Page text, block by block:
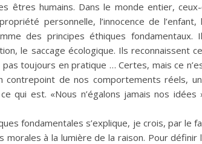
êtres humains. Dans le monde entier, ceux-
personnelle, l’innocence de l’enfant,
des principes éthiques fondamentaux.
le saccage écologique. Ils reconnaissent
toujours en pratique … Certes, mais ce
de nos comportements réels,
qui est. «Nous n’égalons jamais nos idées
fondamentales s’explique, je crois, par le
à la lumière de la raison. Pour définir